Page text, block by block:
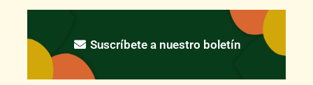
Suscríbete a nuestro boletín